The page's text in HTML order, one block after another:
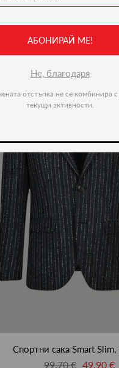
Спортни сака Smart
99.70 € 49.90 €
АБОНИРАЙ МЕ!
Не, благодаря
отстъпка не се комбинира с
текущи активности.